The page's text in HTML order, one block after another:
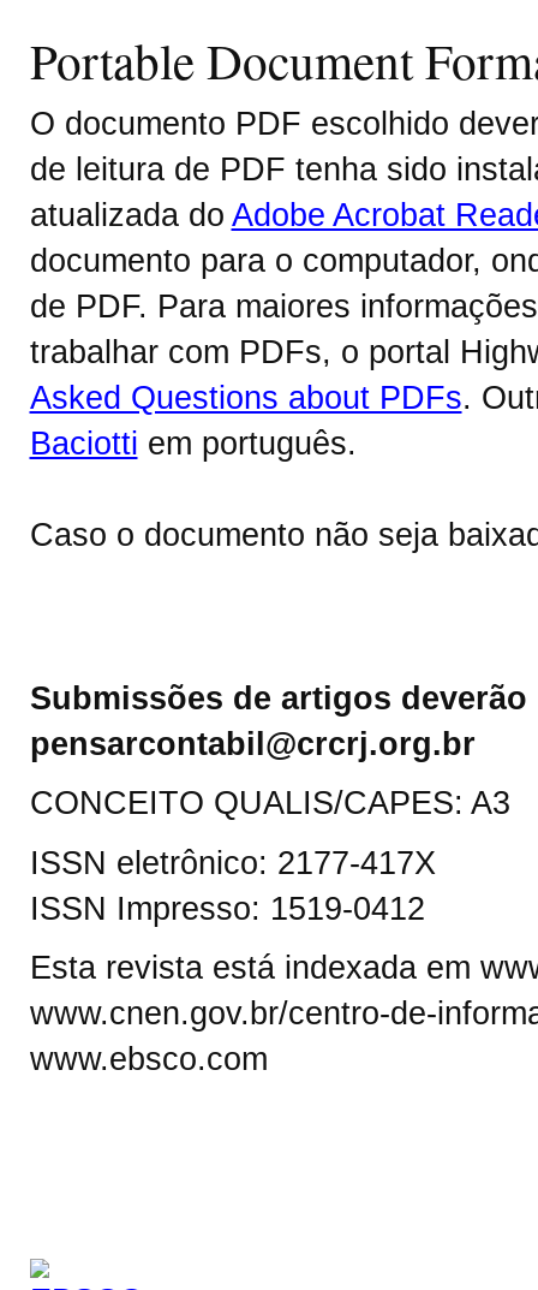
Portable Document
O documento PDF escolhido
de leitura de PDF tenha sido
atualizada do Adobe Acrobat
documento para o computador,
de PDF. Para maiores
trabalhar com PDFs, o portal
Asked Questions about PDFs.
Baciotti em português.
Caso o documento não seja
Submissões de artigos
pensarcontabil@crcrj.org.br
CONCEITO QUALIS/CAPES: A3
ISSN eletrônico: 2177-417X
ISSN Impresso: 1519-0412
Esta revista está indexada em
www.cnen.gov.br/centro-de-
www.ebsco.com